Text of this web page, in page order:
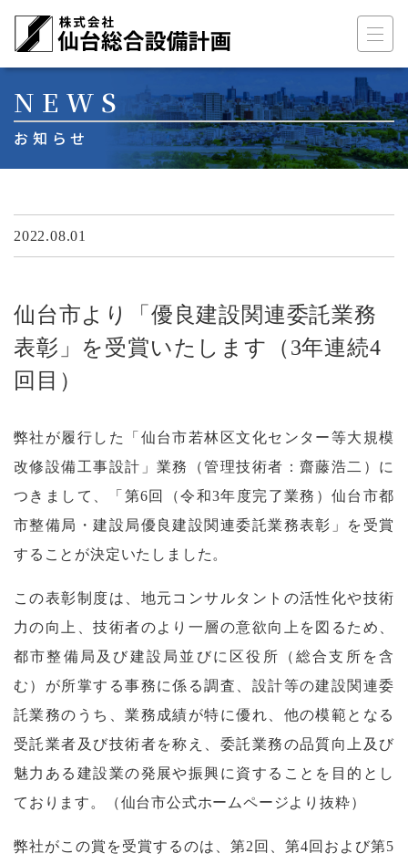
メインナビゲーション
NEWS
お知らせ
2022.08.01
仙台市より「優良建設関連委託業務
表彰」を受賞いたします（3年連続4
回目）
弊社が履行した「仙台市若林区文化センター等大規模
改修設備工事設計」業務（管理技術者：齋藤浩二）に
つきまして、「第6回（令和3年度完了業務）仙台市都
市整備局・建設局優良建設関連委託業務表彰」を受賞
することが決定いたしました。
この表彰制度は、地元コンサルタントの活性化や技術
力の向上、技術者のより一層の意欲向上を図るため、
都市整備局及び建設局並びに区役所（総合支所を含
む）が所掌する事務に係る調査、設計等の建設関連委
託業務のうち、業務成績が特に優れ、他の模範となる
受託業者及び技術者を称え、委託業務の品質向上及び
魅力ある建設業の発展や振興に資することを目的とし
ております。（仙台市公式ホームページより抜粋）
弊社がこの賞を受賞するのは、第2回、第4回および第5